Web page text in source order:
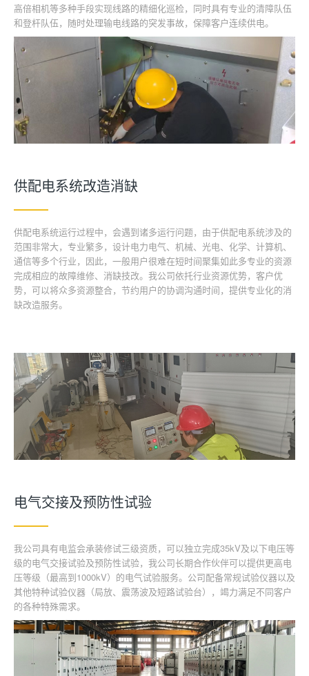
高倍相机等多种手段实现线路的精细化巡检，同时具有专业的清障队伍
和登杆队伍，随时处理输电线路的突发事故，保障客户连续供电。
供配电系统改造消缺
供配电系统运行过程中，会遇到诸多运行问题，由于供配电系统涉及的
范围非常大，专业繁多，设计电力电气、机械、光电、化学、计算机、
通信等多个行业，因此，一般用户很难在短时间聚集如此多专业的资源
完成相应的故障维修、消缺技改。我公司依托行业资源优势，客户优
势，可以将众多资源整合，节约用户的协调沟通时间，提供专业化的消
缺改造服务。
电气交接及预防性试验
我公司具有电监会承装修试三级资质，可以独立完成35kV及以下电压等
级的电气交接试验及预防性试验，我公司长期合作伙伴可以提供更高电
压等级（最高到1000kV）的电气试验服务。公司配备常规试验仪器以及
其他特种试验仪器（局放、震荡波及短路试验台），竭力满足不同客户
的各种特殊需求。